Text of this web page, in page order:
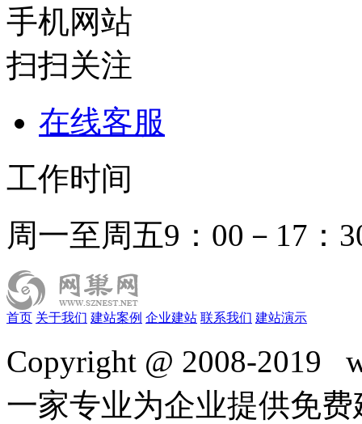
手机网站
扫扫关注
在线客服
工作时间
周一至周五9：00－17：
首页 关于我们 建站案例 企业建站 联系我们 建站演示
Copyright @ 2008-2019
一家专业为企业提供免